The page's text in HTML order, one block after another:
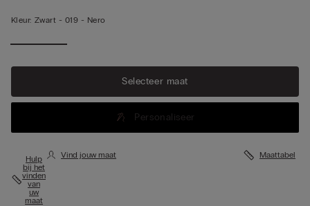
Kleur: Zwart - 019 - Nero
Selecteer maat
Personaliseer
Hulp
bij het
vinden
van
uw
maat
Vind jouw maat Maattabel